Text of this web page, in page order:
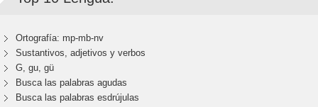
Ortografía: mp-mb-nv
Sustantivos, adjetivos y verbos
G, gu, gü
Busca las palabras agudas
Busca las palabras esdrújulas